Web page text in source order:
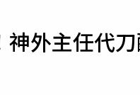
運勢
神外主任代